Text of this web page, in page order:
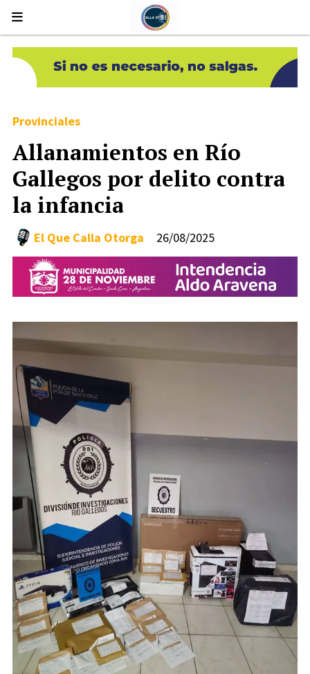
Allanamientos en Río
Gallegos por delito contra
la infancia
Provinciales
26/08/2025
El Que Calla Otorga